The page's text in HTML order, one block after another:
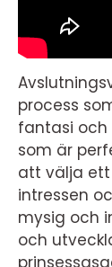
process
fantasi
som är
att välja ett
intressen
mysig och
och